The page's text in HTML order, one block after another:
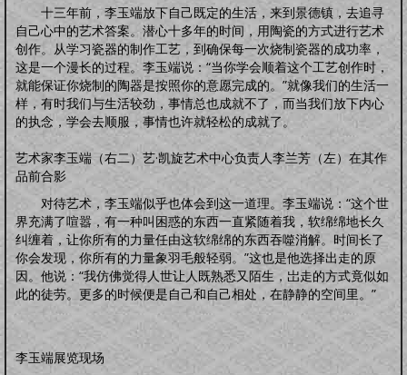
道医药茶
人间万象
综合动态 书画播报 文化活动
往事旧闻
动态公告 往事旧闻
婴童架构
新生婴儿 零壹岁婴儿 一三岁婴幼 三六岁幼儿 胎教常识
心理行为
亲子游戏 安全教育 婴儿食谱 妈妈食谱
生命奥秘
生命探索 数理研究 医学技术 世界科研
先天根基
怀孕前 怀孕期 分娩期 产后期
婴幼卫保
健康教育 家居卫生 保健常识 卫生清洁 婴幼健康 护理卫生
日常除菌
日常消毒
十三年前，李玉端放下自己既定的生活，来到景德镇，去追寻
自己心中的艺术答案。潜心十多年的时间，用陶瓷的方式进行艺术
创作。从学习瓷器的制作工艺，到确保每一次烧制瓷器的成功率，
这是一个漫长的过程。李玉端说：“当你学会顺着这个工艺创作时，
就能保证你烧制的陶器是按照你的意愿完成的。”就像我们的生活一
样，有时我们与生活较劲，事情总也成就不了，而当我们放下内心
的执念，学会去顺服，事情也许就轻松的成就了。
艺术家李玉端（右二）艺·凯旋艺术中心负责人李兰芳（左）在其作
品前合影
对待艺术，李玉端似乎也体会到这一道理。李玉端说：“这个世
界充满了喧嚣，有一种叫困惑的东西一直紧随着我，软绵绵地长久
纠缠着，让你所有的力量任由这软绵绵的东西吞噬消解。时间长了
你会发现，你所有的力量象羽毛般轻弱。”这也是他选择出走的原
因。他说：“我仿佛觉得人世让人既熟悉又陌生，岀走的方式竟似如
此的徒劳。更多的时候便是自己和自己相处，在静静的空间里。”
李玉端展览现场